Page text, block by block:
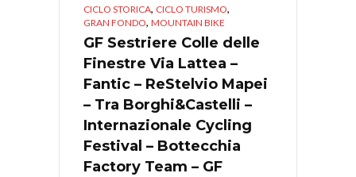
CICLO STORICA, CICLO TURISMO,
GRAN FONDO, MOUNTAIN BIKE
GF Sestriere Colle delle
Finestre Via Lattea –
Fantic – ReStelvio Mapei
– Tra Borghi&Castelli –
Internazionale Cycling
Festival – Bottecchia
Factory Team – GF